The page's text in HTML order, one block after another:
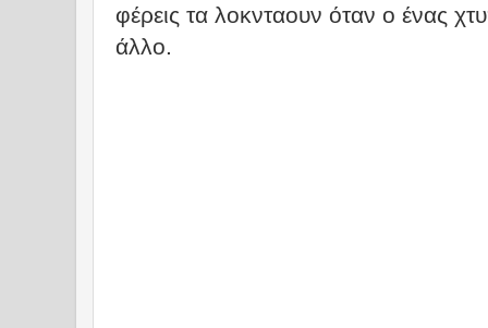
φέρεις τα λοκνταουν όταν ο ένας
άλλο.